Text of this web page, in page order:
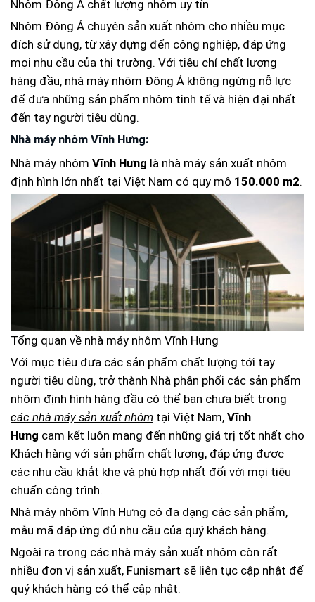
Nhôm Đông Á chất lượng nhôm uy tín
Nhôm Đông Á chuyên sản xuất nhôm cho nhiều mục
đích sử dụng, từ xây dựng đến công nghiệp, đáp ứng
mọi nhu cầu của thị trường. Với tiêu chí chất lượng
hàng đầu, nhà máy nhôm Đông Á không ngừng nỗ lực
để đưa những sản phẩm nhôm tinh tế và hiện đại nhất
đến tay người tiêu dùng.
Nhà máy nhôm Vĩnh Hưng:
Nhà máy nhôm Vĩnh Hưng là nhà máy sản xuất nhôm
định hình lớn nhất tại Việt Nam có quy mô 150.000 m2.
Tổng quan về nhà máy nhôm Vĩnh Hưng
Với mục tiêu đưa các sản phẩm chất lượng tới tay
người tiêu dùng, trở thành Nhà phân phối các sản phẩm
nhôm định hình hàng đầu có thể bạn chưa biết trong
các nhà máy sản xuất nhôm tại Việt Nam, Vĩnh
Hưng cam kết luôn mang đến những giá trị tốt nhất cho
Khách hàng với sản phẩm chất lượng, đáp ứng được
các nhu cầu khắt khe và phù hợp nhất đối với mọi tiêu
chuẩn công trình.
Nhà máy nhôm Vĩnh Hưng có đa dạng các sản phẩm,
mẫu mã đáp ứng đủ nhu cầu của quý khách hàng.
Ngoài ra trong các nhà máy sản xuất nhôm còn rất
nhiều đơn vị sản xuất, Funismart sẽ liên tục cập nhật để
quý khách hàng có thể cập nhật.